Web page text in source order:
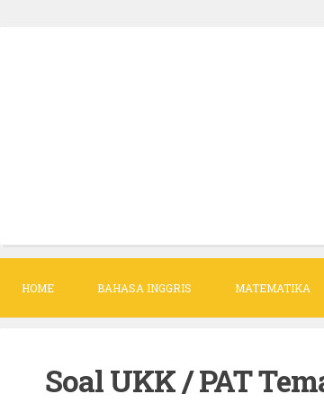
n
HOME BAHASA INGGRIS MATEMATIKA
Soal UKK / PAT